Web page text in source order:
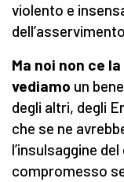
violento e
Ma noi non ce
vediamo un
degli altri, degli
che se ne
l’insulsaggine
compromesso